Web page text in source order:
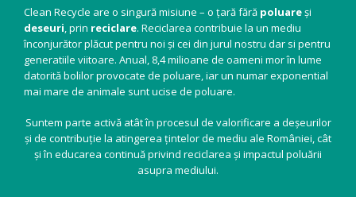
Clean Recycle are o singură misiune – o țară fără poluareși
deseuri, prin reciclare. Reciclarea contribuie la un mediu
înconjurător plăcut pentru noi și cei din jurul nostru dar si pentru
generatiile viitoare. Anual, 8,4 milioane de oameni mor în lume
datorită bolilor provocate de poluare, iar un numar exponential
mai mare de animale sunt ucise de poluare.
Suntem parte activă atât în procesul de valorificare a deșeurilor
și de contribuție la atingerea țintelor de mediu ale României, cât
și în educarea continuă privind reciclarea și impactul poluării
asupra mediului.